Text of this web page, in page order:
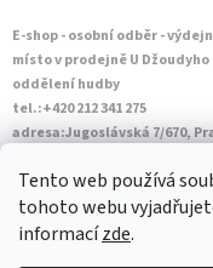
Tento web používá
tohoto webu
informacízde.
E-shop - osobní odběr -
místo v prodejně U Džoudyho
oddělení hudby
tel.:+420 212 341 275
adresa:Jugoslávská 7/670,
Sobota: 10:00 - 14:45